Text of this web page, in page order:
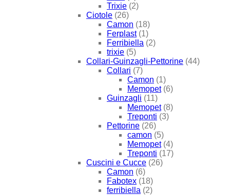
Trixie (2)
Ciotole (26)
Camon (18)
Ferplast (1)
Ferribiella (2)
trixie (5)
Collari-Guinzagli-Pettorine (44)
Collari (7)
Camon (1)
Memopet (6)
Guinzagli (11)
Memopet (8)
Treponti (3)
Pettorine (26)
camon (5)
Memopet (4)
Treponti (17)
Cuscini e Cucce (26)
Camon (6)
Fabotex (18)
ferribiella (2)